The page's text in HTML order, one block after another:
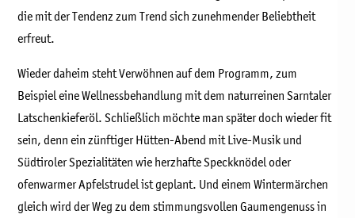
die mit der Tendenz zum Trend sich zunehmender Beliebtheit
erfreut.
Wieder daheim steht Verwöhnen auf dem Programm, zum
Beispiel eine Wellnessbehandlung mit dem naturreinen Sarntaler
Latschenkieferöl. Schließlich möchte man später doch wieder fit
sein, denn ein zünftiger Hütten-Abend mit Live-Musik und
Südtiroler Spezialitäten wie herzhafte Speckknödel oder
ofenwarmer Apfelstrudel ist geplant. Und einem Wintermärchen
gleich wird der Weg zu dem stimmungsvollen Gaumengenuss in